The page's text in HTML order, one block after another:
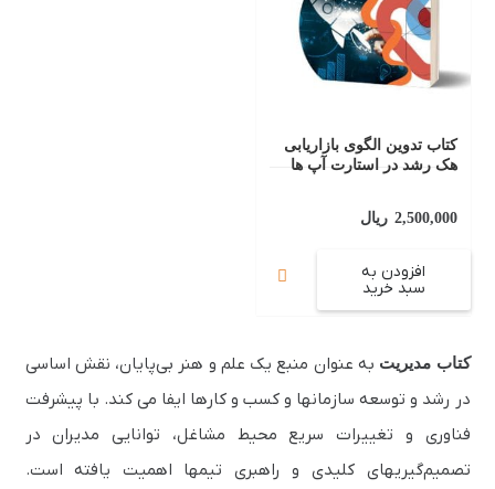
کتاب تدوین الگوی بازاریابی
هک رشد در استارت آپ ها
2,500,000 ریال
افزودن به
سبد خرید
کتاب مدیریت به عنوان منبع یک علم و هنر بی‌پایان، نقش اساسی
در رشد و توسعه سازمانها و کسب‌ و کارها ایفا می‌ کند. با پیشرفت
فناوری و تغییرات سریع محیط مشاغل، توانایی مدیران در
تصمیم‌گیریهای کلیدی و راهبری تیمها اهمیت یافته است.